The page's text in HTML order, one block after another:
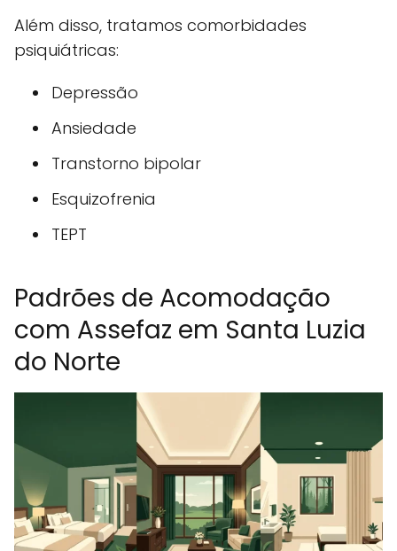
Além disso, tratamos comorbidades
psiquiátricas:
Depressão
Ansiedade
Transtorno bipolar
Esquizofrenia
TEPT
Padrões de Acomodação
com Assefaz em Santa Luzia
do Norte